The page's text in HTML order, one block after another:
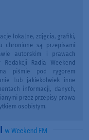
lokalne, zdjęcia, grafiki,
chronione są przepisami
autorskim i prawach
Radia Weekend
piśmie pod rygorem
lub jakiekolwiek inne
informacji, danych,
przez przepisy prawa
osobistym.
w Weekend FM